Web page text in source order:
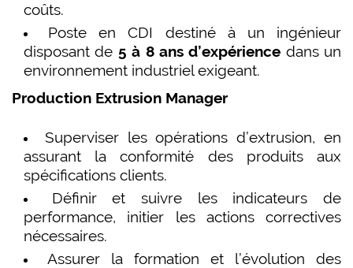
coûts.
Poste en CDI destiné à un ingénieur
disposant de 5 à 8 ans d’expérience dans un
environnement industriel exigeant.
Production Extrusion Manager
Superviser les opérations d’extrusion, en
assurant la conformité des produits aux
spécifications clients.
Définir et suivre les indicateurs de
performance, initier les actions correctives
nécessaires.
Assurer la formation et l’évolution des